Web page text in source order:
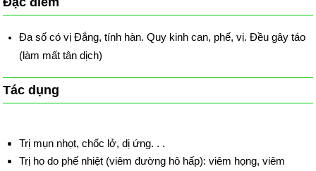
Đa số có vị Đắng, tính hàn. Quy kinh can, phế, vị. Đều gây táo
(làm mất tân dịch)
Tác dụng
Trị mụn nhọt, chốc lở, dị ứng. . .
Trị ho do phế nhiệt (viêm đường hô hấp): viêm họng, viêm